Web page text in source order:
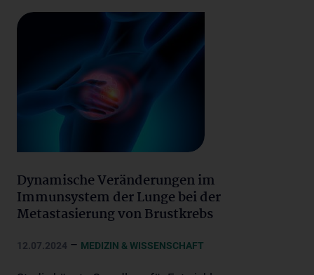
Dynamische Veränderungen im
Immunsystem der Lunge bei der
Metastasierung von Brustkrebs
12.07.2024 – MEDIZIN & WISSENSCHAFT